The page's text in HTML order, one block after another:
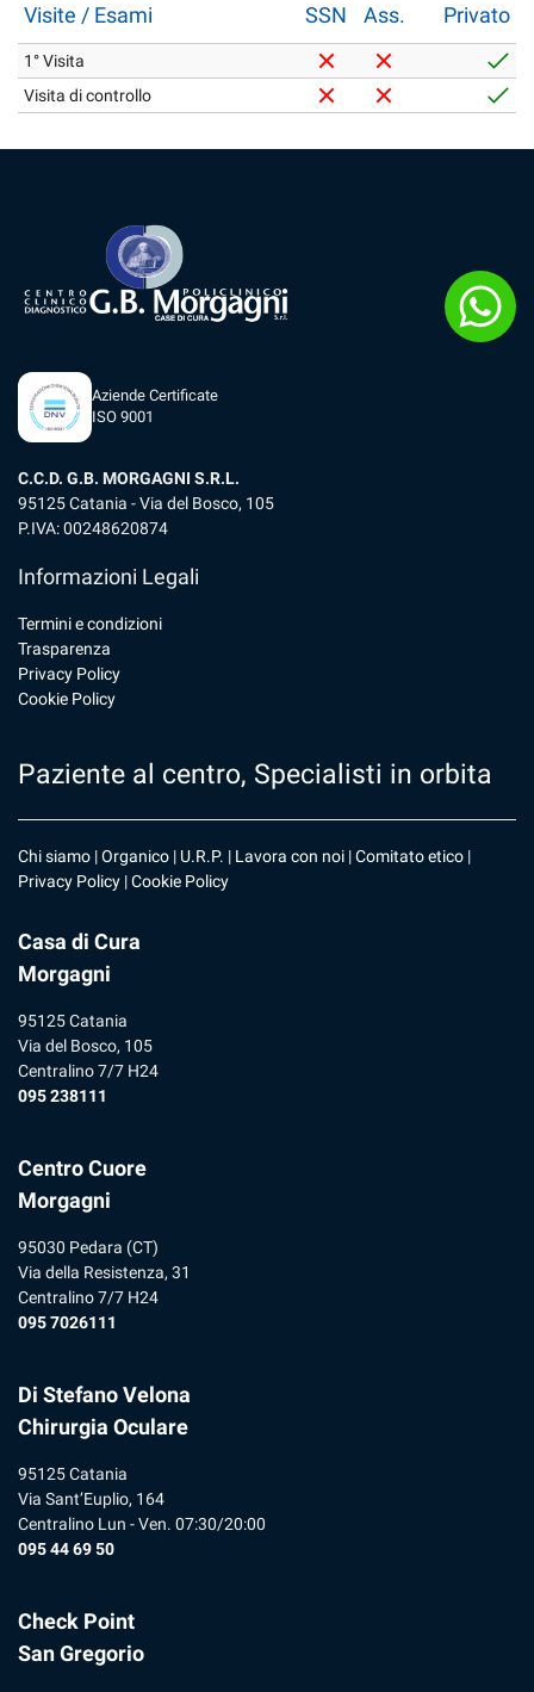
Visite / Esami SSN Ass. Privato
1° Visita
Visita di controllo
Aziende Certificate
ISO 9001
C.C.D. G.B. MORGAGNI S.R.L.
95125 Catania - Via del Bosco, 105
P.IVA: 00248620874
Informazioni Legali
Termini e condizioni
Trasparenza
Privacy Policy
Cookie Policy
Paziente al centro, Specialisti in orbita
Chi siamo |Organico | U.R.P. | Lavora con noi |Comitato etico |
Privacy Policy |Cookie Policy
Casa di Cura
Morgagni
95125 Catania
Via del Bosco, 105
Centralino 7/7 H24
095 238111
Centro Cuore
Morgagni
95030 Pedara (CT)
Via della Resistenza, 31
Centralino 7/7 H24
095 7026111
Di Stefano Velona
Chirurgia Oculare
95125 Catania
Via Sant’Euplio, 164
Centralino Lun - Ven. 07:30/20:00
095 44 69 50
Check Point
San Gregorio